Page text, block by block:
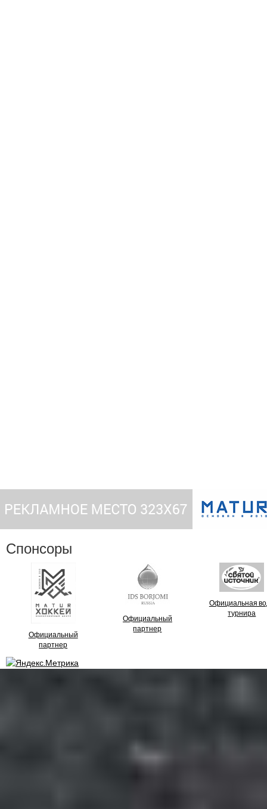
Спонсоры
Официальный
партнер
Официальный
партнер
Официальная
турнира